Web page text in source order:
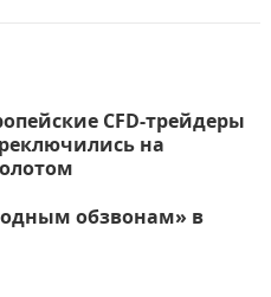
CFD-трейдеры
на
обзвонам» в